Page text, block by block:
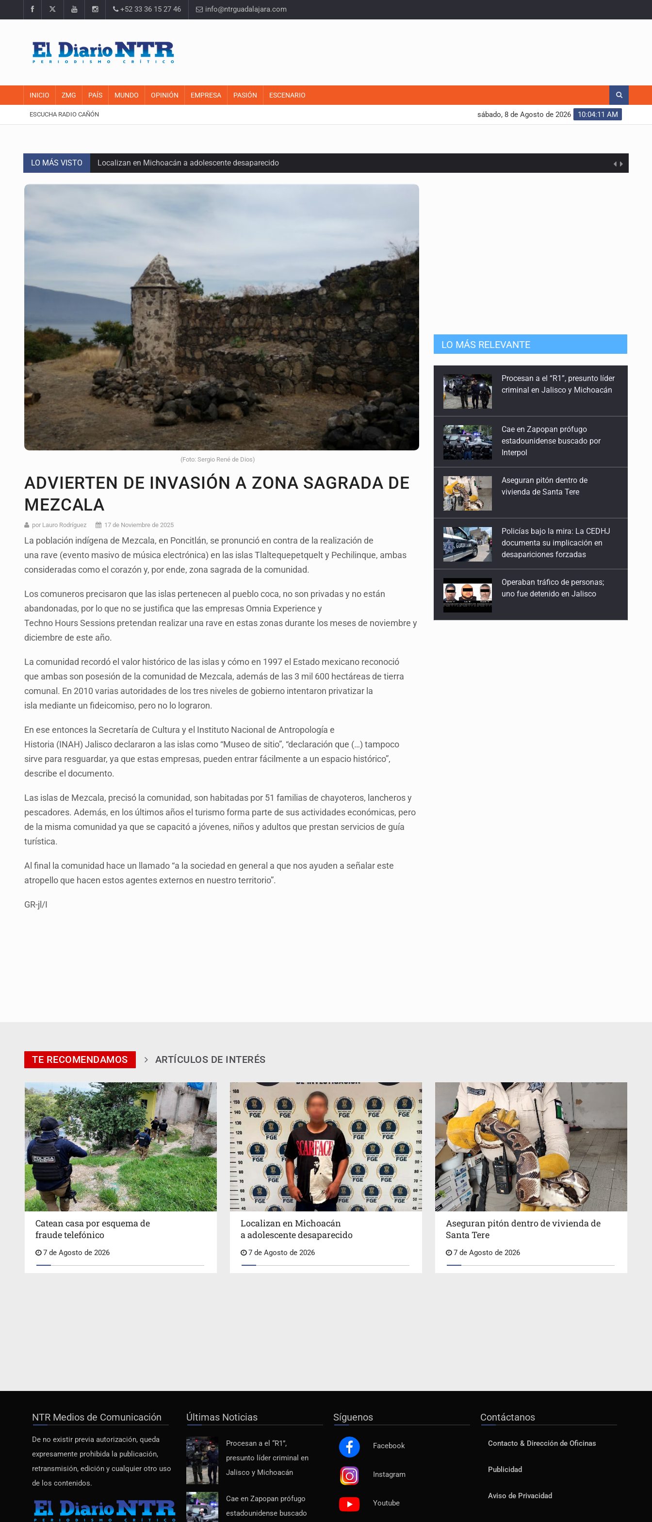
+52 33 36 15 27 46 info@ntrguadalajara.com
INICIO ZMG PAÍS MUNDO OPINIÓN EMPRESA PASIÓN ESCENARIO
ESCUCHA RADIO CAÑÓN 10:04:12 AM
sábado, 8 de Agosto de 2026
LO MÁS VISTO Localizan en Michoacán a adolescente desaparecido
México no está preparado para una intervención unilateral de EUA contra cárteles
Sheinbaum anticipa más detenciones por caso Ayotzinapa y promete justicia
Resalta Fujimori restablecimiento de relaciones con México
Asume Abelardo De la Espriella como Presidente de Colombia
Policías bajo la mira: La CEDHJ documenta su implicación en desapariciones forzadas
Catean casa por esquema de fraude telefónico
(Foto: Sergio René de Dios)
ADVIERTEN DE INVASIÓN A ZONA SAGRADA DE
MEZCALA
por Lauro Rodríguez 17 de Noviembre de 2025
La población indígena de Mezcala, en Poncitlán, se pronunció en contra de la realización de
una rave (evento masivo de música electrónica) en las islas Tlaltequepetquelt y Pechilinque, ambas
consideradas como el corazón y, por ende, zona sagrada de la comunidad.
Los comuneros precisaron que las islas pertenecen al pueblo coca, no son privadas y no están
abandonadas, por lo que no se justifica que las empresas Omnia Experience y
Techno Hours Sessions pretendan realizar una rave en estas zonas durante los meses de noviembre y
diciembre de este año.
La comunidad recordó el valor histórico de las islas y cómo en 1997 el Estado mexicano reconoció
que ambas son posesión de la comunidad de Mezcala, además de las 3 mil 600 hectáreas de tierra
comunal. En 2010 varias autoridades de los tres niveles de gobierno intentaron privatizar la
isla mediante un fideicomiso, pero no lo lograron.
En ese entonces la Secretaría de Cultura y el Instituto Nacional de Antropología e
Historia (INAH) Jalisco declararon a las islas como “Museo de sitio”, “declaración que (…) tampoco
sirve para resguardar, ya que estas empresas, pueden entrar fácilmente a un espacio histórico”,
describe el documento.
Las islas de Mezcala, precisó la comunidad, son habitadas por 51 familias de chayoteros, lancheros y
pescadores. Además, en los últimos años el turismo forma parte de sus actividades económicas, pero
de la misma comunidad ya que se capacitó a jóvenes, niños y adultos que prestan servicios de guía
turística.
Al final la comunidad hace un llamado “a la sociedad en general a que nos ayuden a señalar este
atropello que hacen estos agentes externos en nuestro territorio”.
GR-jl/I
LO MÁS RELEVANTE
Cae en Zapopan prófugo
estadounidense buscado por
Aseguran pitón dentro de
vivienda de Santa Tere
Policías bajo la mira: La CEDHJ
documenta su implicación en
Operaban tráfico de personas;
uno fue detenido en Jalisco
Catean casa por esquema de
fraude telefónico
TE RECOMENDAMOS ARTÍCULOS DE INTERÉS
Catean casa por esquema de
fraude telefónico
7 de Agosto de 2026
Localizan en Michoacán
a adolescente desaparecido
7 de Agosto de 2026
Aseguran pitón dentro de vivienda de
Santa Tere
7 de Agosto de 2026
NTR Medios de Comunicación
De no existir previa autorización, queda
expresamente prohibida la publicación,
retransmisión, edición y cualquier otro uso
de los contenidos.
Últimas Noticias
Procesan a el “R1”,
presunto líder criminal en
Jalisco y Michoacán
Cae en Zapopan prófugo
estadounidense buscado
Síguenos
Facebook
Instagram
Youtube
Contáctanos
Contacto & Dirección de Oficinas
Publicidad
Aviso de Privacidad